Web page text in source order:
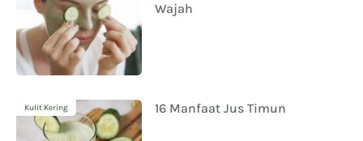
Wajah
Kulit Kering 16 Manfaat Jus Timun